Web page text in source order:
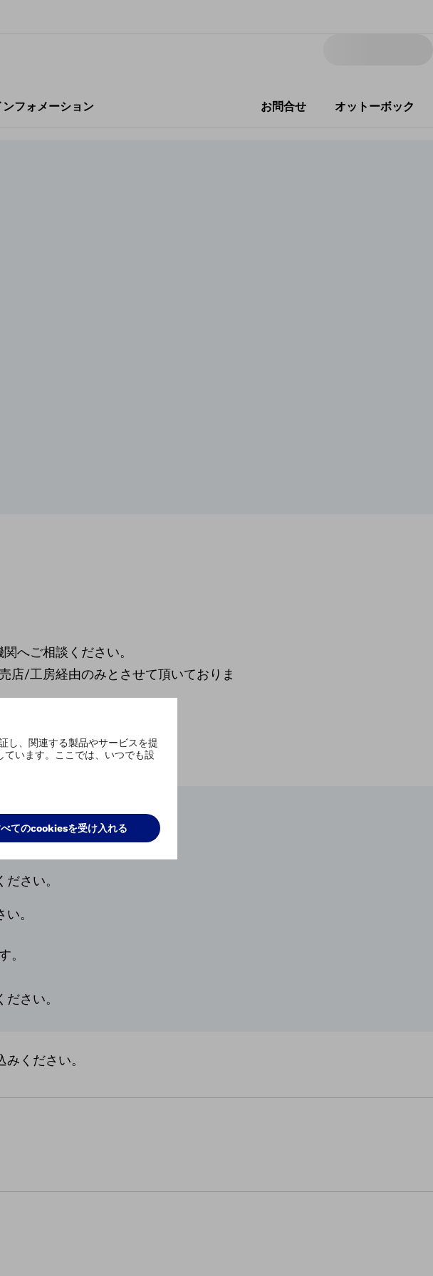
ンフォメーション お問合せ オットーボック
へご相談ください。
/工房経由のみとさせて頂いておりま
い。
試乗会へご参加ください。
さい。
。
。
さい。
ください。